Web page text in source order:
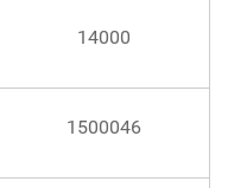
14000
1500046